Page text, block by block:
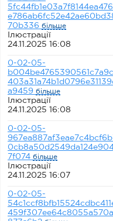
70b336 більше
Ілюстрації
24.11.2025 16:08
0-02-05-
a9459 більше
Ілюстрації
24.11.2025 16:08
0-02-05-
7f074 більше
Ілюстрації
24.11.2025 16:07
0-02-05-